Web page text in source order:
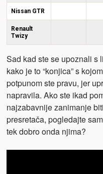
Nissan GTR
Renault
Twizy
Sad kad ste se upoznali s
kako je to “konjica” s
potpunom ste pravu, jer
napravila. Ako ste ikad
najzabavnije zanimanje
presretača, pogledajte
tek dobro onda njima?